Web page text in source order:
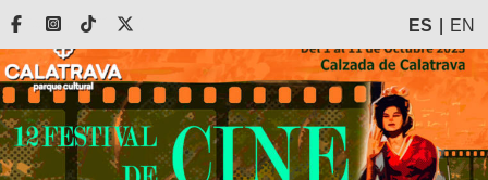
Saltar
contenido
FacebookInstagram
Tiktok ES EN